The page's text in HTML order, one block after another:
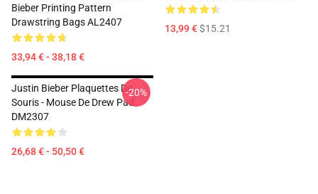
Bieber Printing Pattern
Drawstring Bags AL2407
33,94 € - 38,18 €
13,99 €$15.21
Justin Bieber Plaquettes De
Souris - Mouse De Drew Pad
DM2307
26,68 € - 50,50 €
-20%